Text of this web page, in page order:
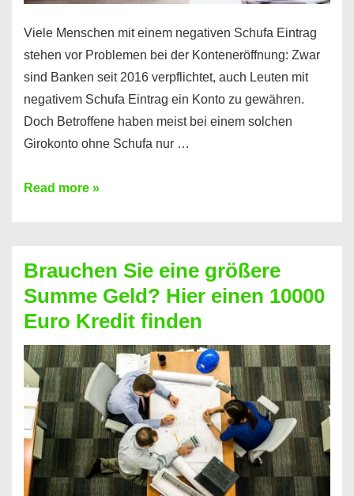
Viele Menschen mit einem negativen Schufa Eintrag
stehen vor Problemen bei der Konteneröffnung: Zwar
sind Banken seit 2016 verpflichtet, auch Leuten mit
negativem Schufa Eintrag ein Konto zu gewähren.
Doch Betroffene haben meist bei einem solchen
Girokonto ohne Schufa nur …
Günstiges
Geht
das
überhaupt?
Na
klar!
Read more »
Brauchen Sie eine größere
Summe Geld? Hier einen 10000
Euro Kredit finden